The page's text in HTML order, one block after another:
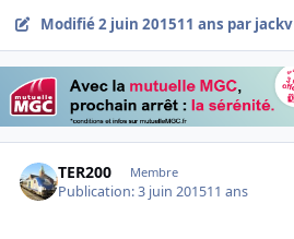
Modifié2 juin 201511 ans par jackv
TER200 Membre
Publication:3 juin 201511 ans